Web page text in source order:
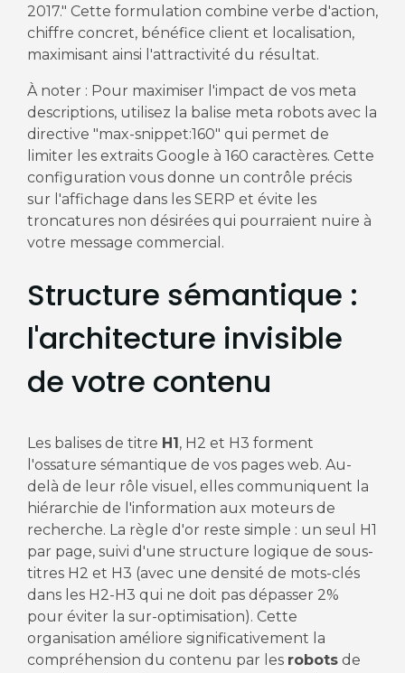
2017." Cette formulation combine verbe d'action,
chiffre concret, bénéfice client et localisation,
maximisant ainsi l'attractivité du résultat.
À noter : Pour maximiser l'impact de vos meta
descriptions, utilisez la balise meta robots avec la
directive "max-snippet:160" qui permet de
limiter les extraits Google à 160 caractères. Cette
configuration vous donne un contrôle précis
sur l'affichage dans les SERP et évite les
troncatures non désirées qui pourraient nuire à
votre message commercial.
Structure sémantique :
l'architecture invisible
de votre contenu
Les balises de titre H1, H2 et H3 forment
l'ossature sémantique de vos pages web. Au-
delà de leur rôle visuel, elles communiquent la
hiérarchie de l'information aux moteurs de
recherche. La règle d'or reste simple : un seul H1
par page, suivi d'une structure logique de sous-
titres H2 et H3 (avec une densité de mots-clés
dans les H2-H3 qui ne doit pas dépasser 2%
pour éviter la sur-optimisation). Cette
organisation améliore significativement la
compréhension du contenu par les robotsde